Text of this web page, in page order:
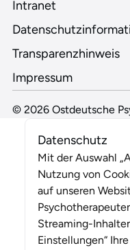
Intranet
Transparenzhinweis
Impressum
© 2026 Ostdeutsche
Datenschutz
Mit der Auswahl
Nutzung von
auf unseren
Streaming-
Einstellungen“